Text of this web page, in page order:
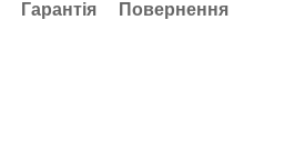
Гарантія Повернення